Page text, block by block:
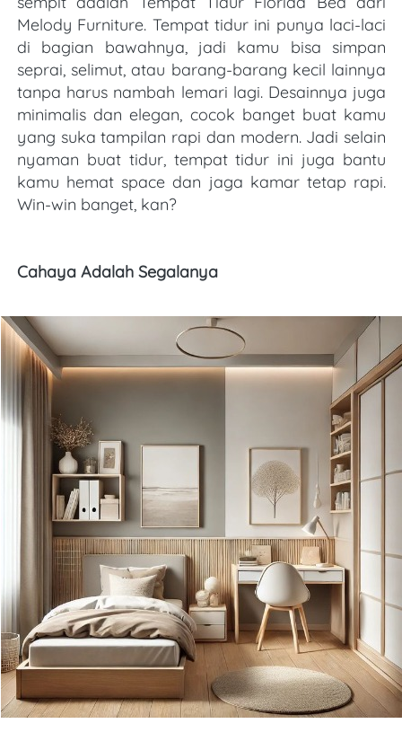
Melody Furniture. Tempat tidur ini punya laci-laci
di bagian bawahnya, jadi kamu bisa simpan
seprai, selimut, atau barang-barang kecil lainnya
tanpa harus nambah lemari lagi. Desainnya juga
minimalis dan elegan, cocok banget buat kamu
yang suka tampilan rapi dan modern. Jadi selain
nyaman buat tidur, tempat tidur ini juga bantu
kamu hemat space dan jaga kamar tetap rapi.
Win-win banget, kan?
Cahaya Adalah Segalanya